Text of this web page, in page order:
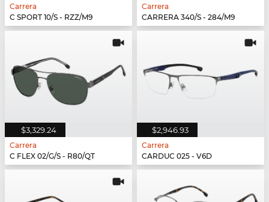
Carrera
C SPORT 10/S - RZZ/M9
Carrera
CARRERA 340/S - 284/M9
$3,329.24
Carrera
C FLEX 02/G/S - R80/QT
$2,946.93
Carrera
CARDUC 025 - V6D